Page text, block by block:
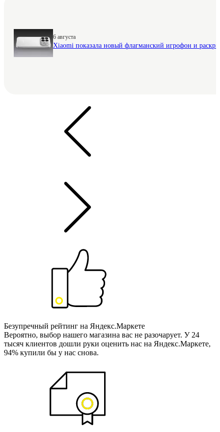
6 августа
Xiaomi показала новый флагманский игрофон и
Безупречный рейтинг на Яндекс.Маркете
Вероятно, выбор нашего магазина вас не разочарует. У 24
тысяч клиентов дошли руки оценить нас на Яндекс.Маркете,
94% купили бы у нас снова.